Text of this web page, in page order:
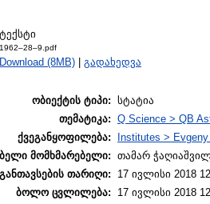
ტექსტი
1962–28–9.pdf
Download (8MB) | გადახედვა
ობიექტის ტიპი: სტატია
თემატიკა: Q Science > QB
ქვეგანყოფილება:
Institutes >
მომხმარებელი: თამარ
განთავსების თარიღი:
17 ივლისი 2018
ბოლო ცვლილება:
17 ივლისი 2018